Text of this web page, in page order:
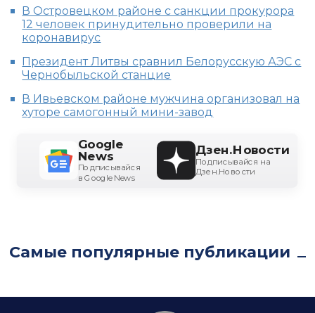
В Островецком районе с санкции прокурора
12 человек принудительно проверили на
коронавирус
Президент Литвы сравнил Белорусскую АЭС с
Чернобыльской станцие
В Ивьевском районе мужчина организовал на
хуторе самогонный мини-завод
Google
News
Подписывайся
в Google News
Дзен.Новости
Подписывайся на
Дзен.Новости
Самые популярные публикации